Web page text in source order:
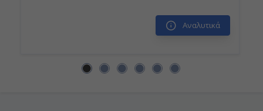
07:00
Αναλυτικά